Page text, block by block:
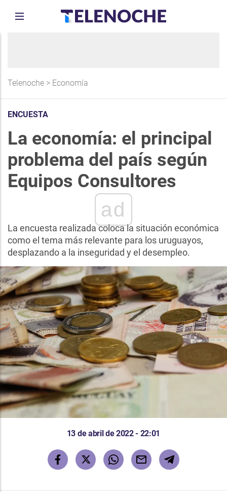
Telenoche > Economía
ENCUESTA
La economía: el principal
problema del país según
Equipos Consultores
ad
La encuesta realizada coloca la situación económica
como el tema más relevante para los uruguayos,
desplazando a la inseguridad y el desempleo.
13 de abril de 2022 - 22:01